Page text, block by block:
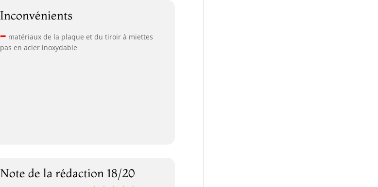
Inconvénients
– matériaux de la plaque et du tiroir à miettes
pas en acier inoxydable
Note de la rédaction 18/20